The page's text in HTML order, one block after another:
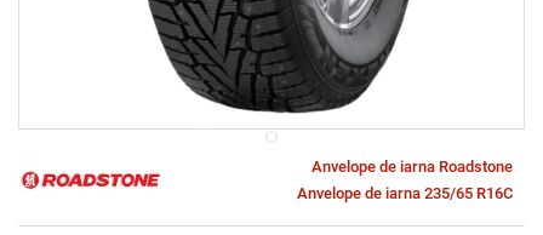
Anvelope de iarna Roadstone
Anvelope de iarna 235/65 R16C